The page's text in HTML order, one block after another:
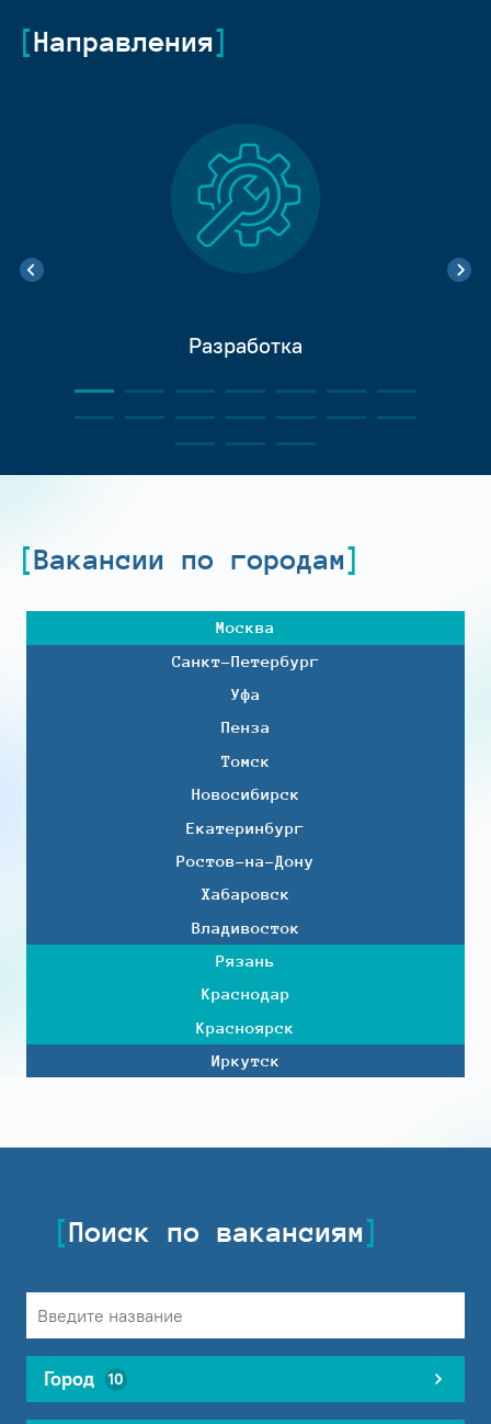
Направления
Разработка
Вакансии по городам
Москва
Санкт-Петербург
Уфа
Пенза
Томск
Новосибирск
Екатеринбург
Ростов-на-Дону
Хабаровск
Владивосток
Рязань
Краснодар
Красноярск
Иркутск
Поиск по вакансиям
Город 10